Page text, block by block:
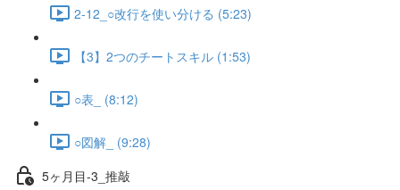
2-12_○改行を使い分ける (5:23)
【3】2つのチートスキル (1:53)
○表_ (8:12)
○図解_ (9:28)
5ヶ月目-3_推敲